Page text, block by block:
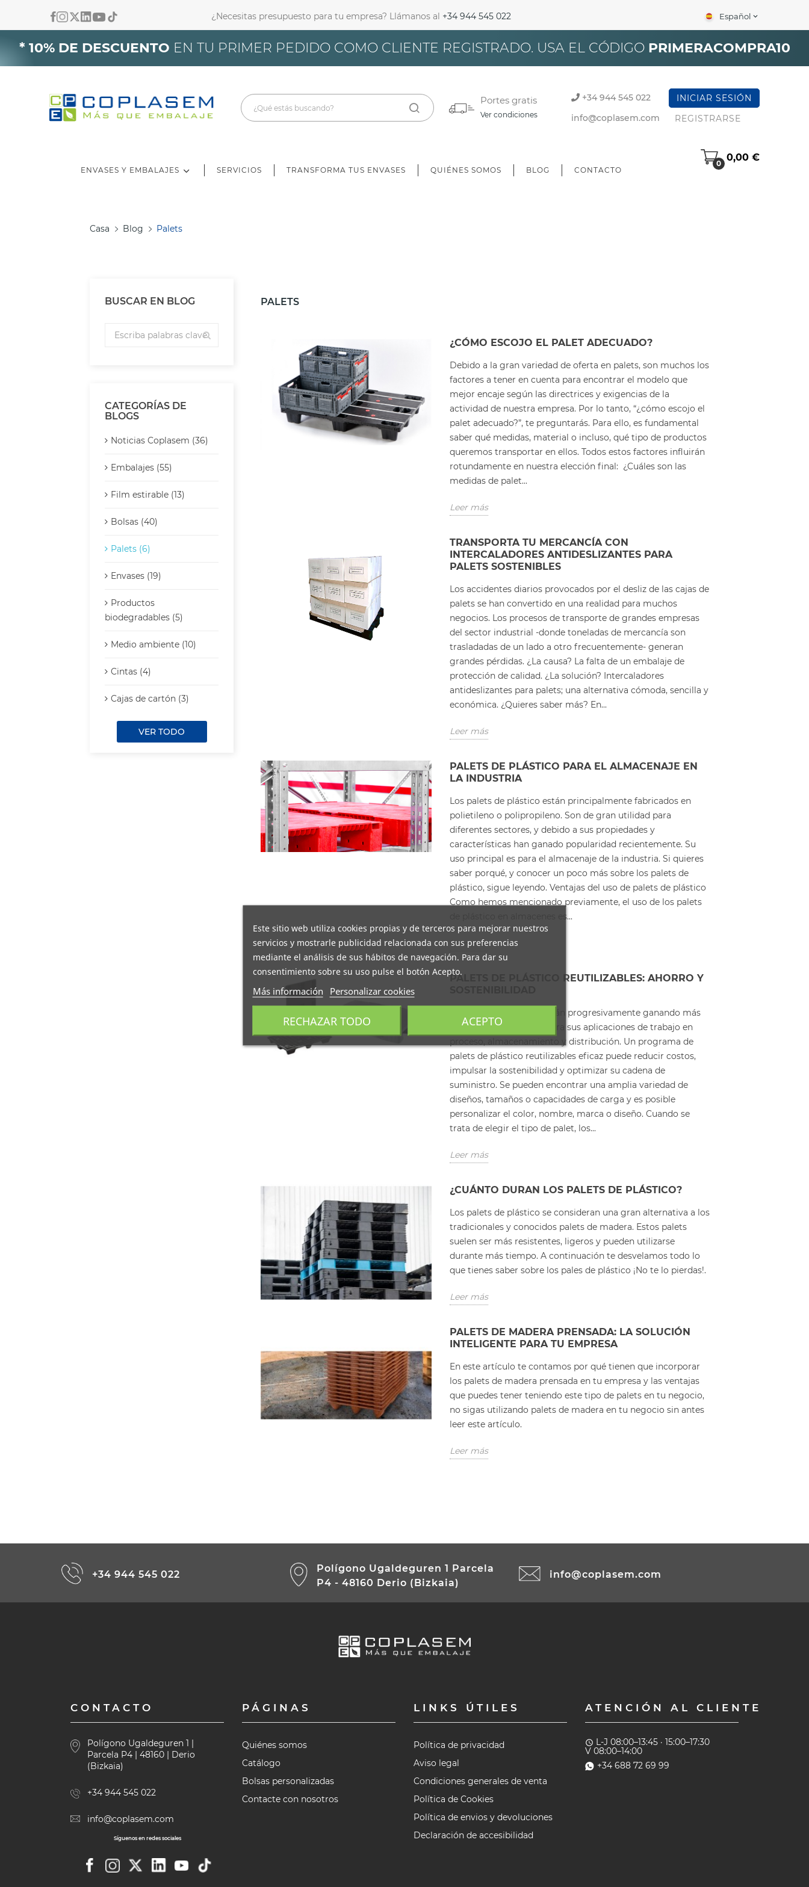
Español expand_more
¿Necesitas presupuesto para tu empresa? Llámanos al +34 944 545 022
* 10% DE DESCUENTO EN TU PRIMER PEDIDO COMO CLIENTE REGISTRADO. USA EL CÓDIGO PRIMERACOMPRA10
0
0,00 €
Portes gratis
Ver condiciones
+34 944 545 022
info@coplasem.com
INICIAR SESIÓN
REGISTRARSE
ENVASES Y EMBALAJES SERVICIOS TRANSFORMA TUS ENVASES QUIÉNES SOMOS BLOG CONTACTO
Casa Blog Palets
BUSCAR EN BLOG
CATEGORÍAS DE
BLOGS
Noticias Coplasem (36)
Embalajes (55)
Film estirable (13)
Bolsas (40)
Palets (6)
Envases (19)
Productos
biodegradables (5)
Medio ambiente (10)
Cintas (4)
Cajas de cartón (3)
VER TODO
PALETS
¿CÓMO ESCOJO EL PALET ADECUADO?
Debido a la gran variedad de oferta en palets, son muchos los
factores a tener en cuenta para encontrar el modelo que
mejor encaje según las directrices y exigencias de la
actividad de nuestra empresa. Por lo tanto, “¿cómo escojo el
palet adecuado?”, te preguntarás. Para ello, es fundamental
saber qué medidas, material o incluso, qué tipo de productos
queremos transportar en ellos. Todos estos factores influirán
rotundamente en nuestra elección final: ¿Cuáles son las
medidas de palet...
Leer más
TRANSPORTA TU MERCANCÍA CON
INTERCALADORES ANTIDESLIZANTES PARA
PALETS SOSTENIBLES
Los accidentes diarios provocados por el desliz de las cajas de
palets se han convertido en una realidad para muchos
negocios. Los procesos de transporte de grandes empresas
del sector industrial -donde toneladas de mercancía son
trasladadas de un lado a otro frecuentemente- generan
grandes pérdidas. ¿La causa? La falta de un embalaje de
protección de calidad. ¿La solución? Intercaladores
antideslizantes para palets; una alternativa cómoda, sencilla y
económica. ¿Quieres saber más? En...
Leer más
PALETS DE PLÁSTICO PARA EL ALMACENAJE EN
LA INDUSTRIA
Los palets de plástico están principalmente fabricados en
polietileno o polipropileno. Son de gran utilidad para
diferentes sectores, y debido a sus propiedades y
características han ganado popularidad recientemente. Su
uso principal es para el almacenaje de la industria. Si quieres
saber porqué, y conocer un poco más sobre los palets de
plástico, sigue leyendo. Ventajas del uso de palets de plástico
Como hemos mencionado previamente, el uso de los palets
de plástico en almacenes es...
Leer más
PALETS DE PLÁSTICO REUTILIZABLES: AHORRO Y
Los palets de plástico están progresivamente ganando más
espacio en la Industria para sus aplicaciones de trabajo en
proceso, almacenamiento y distribución. Un programa de
palets de plástico reutilizables eficaz puede reducir costos,
impulsar la sostenibilidad y optimizar su cadena de
suministro. Se pueden encontrar una amplia variedad de
diseños, tamaños o capacidades de carga y es posible
personalizar el color, nombre, marca o diseño. Cuando se
trata de elegir el tipo de palet, los...
Leer más
¿CUÁNTO DURAN LOS PALETS DE PLÁSTICO?
Los palets de plástico se consideran una gran alternativa a los
tradicionales y conocidos palets de madera. Estos palets
suelen ser más resistentes, ligeros y pueden utilizarse
durante más tiempo. A continuación te desvelamos todo lo
que tienes saber sobre los pales de plástico ¡No te lo pierdas!.
Leer más
PALETS DE MADERA PRENSADA: LA SOLUCIÓN
INTELIGENTE PARA TU EMPRESA
En este artículo te contamos por qué tienen que incorporar
los palets de madera prensada en tu empresa y las ventajas
que puedes tener teniendo este tipo de palets en tu negocio,
no sigas utilizando palets de madera en tu negocio sin antes
leer este artículo.
Leer más
+34 944 545 022
Polígono Ugaldeguren 1 Parcela
P4 - 48160 Derio (Bizkaia)
info@coplasem.com
CONTACTO
Polígono Ugaldeguren 1 |
Parcela P4 | 48160 | Derio
(Bizkaia)
+34 944 545 022
info@coplasem.com
Síguenos en redes sociales
PÁGINAS
Quiénes somos
Catálogo
Bolsas personalizadas
Contacte con nosotros
LINKS ÚTILES
Política de privacidad
Aviso legal
Condiciones generales de venta
Política de Cookies
Política de envios y devoluciones
Declaración de accesibilidad
ATENCIÓN AL CLIENTE
access_time L-J 08:00–13:45 · 15:00–17:30
V 08:00–14:00
+34 688 72 69 99
Este sitio web utiliza cookies propias y de terceros para mejorar nuestros
servicios y mostrarle publicidad relacionada con sus preferencias
mediante el análisis de sus hábitos de navegación. Para dar su
consentimiento sobre su uso pulse el botón Acepto.
Más información Personalizar cookies
RECHAZAR TODO ACEPTO
Iniciar Sesión ×
Debes iniciar sesión para guardar productos en tu lista de deseos.
Iniciar sesión